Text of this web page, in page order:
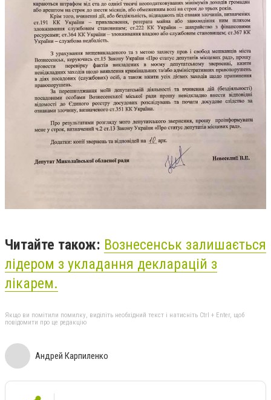
Читайте також: Вознесенськ залишається
лідером з укладання декларацій з
лікарем.
Якщо ви помітили помилку, виділіть необхідний текст і натисніть Ctrl + Enter, щоб
повідомити про це редакцію
Андрей Карпиленко